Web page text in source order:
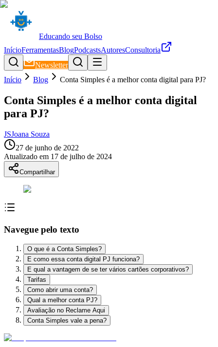
Educando seu Bolso
InícioFerramentasBlogPodcastsAutoresConsultoria
Newsletter
Início
Blog Conta Simples é a melhor conta digital para PJ?
Conta Simples é a melhor conta digital
para PJ?
JSJoana Souza
27 de junho de 2022
Atualizado em 17 de julho de 2024
Compartilhar
Navegue pelo texto
O que é a Conta Simples?
E como essa conta digital PJ funciona?
E qual a vantagem de se ter vários cartões corporativos?
Tarifas
Como abrir uma conta?
Qual a melhor conta PJ?
Avaliação no Reclame Aqui
Conta Simples vale a pena?